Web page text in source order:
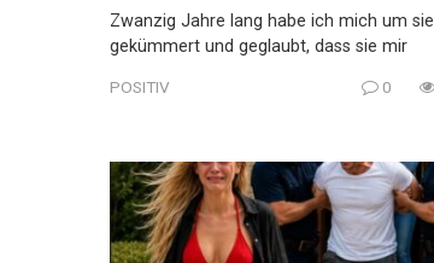
Zwanzig Jahre lang habe ich mich um sie
gekümmert und geglaubt, dass sie mir
POSITIV 0